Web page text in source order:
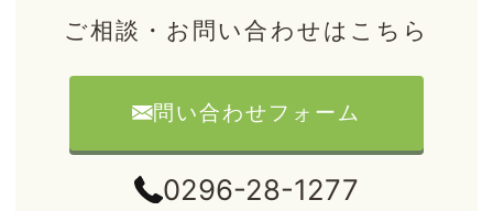
ご相談・お問い合わせはこちら
問い合わせフォーム
0296-28-1277